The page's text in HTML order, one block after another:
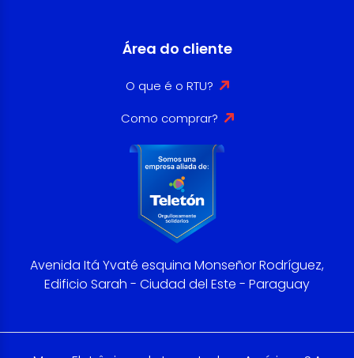
Área do cliente
O que é o RTU?
Como comprar?
Avenida Itá Yvaté esquina Monseñor Rodríguez,
Edificio Sarah - Ciudad del Este - Paraguay